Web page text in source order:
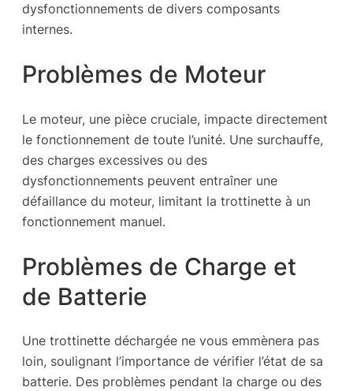
dysfonctionnements de divers composants
internes.
Problèmes de Moteur
Le moteur, une pièce cruciale, impacte directement
le fonctionnement de toute l’unité. Une surchauffe,
des charges excessives ou des
dysfonctionnements peuvent entraîner une
défaillance du moteur, limitant la trottinette à un
fonctionnement manuel.
Problèmes de Charge et
de Batterie
Une trottinette déchargée ne vous emmènera pas
loin, soulignant l’importance de vérifier l’état de sa
batterie. Des problèmes pendant la charge ou des